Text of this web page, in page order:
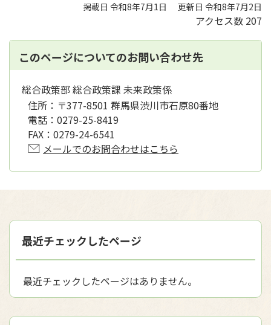
掲載日 令和8年7月1日 更新日 令和8年7月2日
アクセス数 207
このページについてのお問い合わせ先
総合政策部 総合政策課 未来政策係
住所： 〒377-8501 群馬県渋川市石原80番地
電話： 0279-25-8419
FAX： 0279-24-6541
メールでのお問合わせはこちら
最近チェックしたページ
最近チェックしたページはありません。